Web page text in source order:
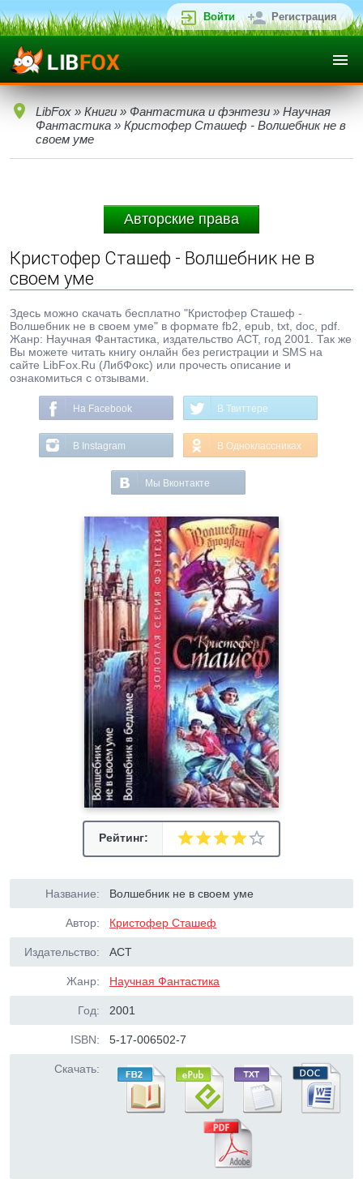
Войти Регистрация
LibFox » Книги » Фантастика и фэнтези » Научная
Фантастика » Кристофер Сташеф - Волшебник не в
своем уме
Авторские права
Кристофер Сташеф - Волшебник не в
своем уме
Здесь можно скачать бесплатно "Кристофер Сташеф -
Волшебник не в своем уме" в формате fb2, epub, txt, doc, pdf.
Жанр: Научная Фантастика, издательство АСТ, год 2001. Так же
Вы можете читать книгу онлайн без регистрации и SMS на
сайте LibFox.Ru (ЛибФокс) или прочесть описание и
ознакомиться с отзывами.
На Facebook В Твиттере
В Instagram В Одноклассниках
Мы Вконтакте
Рейтинг:
Название: Волшебник не в своем уме
Автор: Кристофер Сташеф
Издательство: АСТ
Жанр: Научная Фантастика
Год: 2001
ISBN: 5-17-006502-7
Скачать: